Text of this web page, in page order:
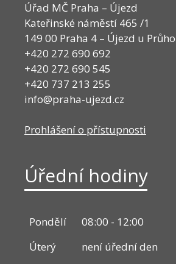
Úřad MČ Praha – Újezd
Kateřinské náměstí 465 /1
149 00 Praha 4 – Újezd u
+420 272 690 692
+420 272 690 545
+420 737 213 255
info@praha-ujezd.cz
Prohlášení o přístupnosti
Úřední hodiny
Pondělí 08:00 - 12:00
Úterý
není úřední den